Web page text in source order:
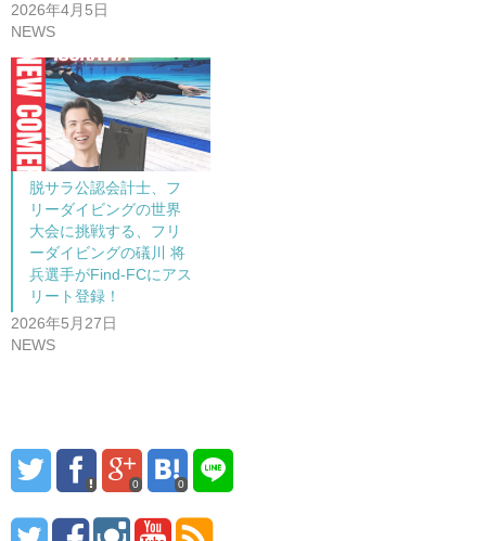
2026年4月5日
NEWS
脱サラ公認会計士、フ
リーダイビングの世界
大会に挑戦する、フリ
ーダイビングの礒川 将
兵選手がFind-FCにアス
リート登録！
2026年5月27日
NEWS
0 0